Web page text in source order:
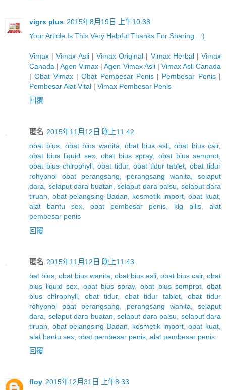
vigrx plus 2015年8月19日 上午10:38
YourArticle Is This Very Helpful Thanks For Sharing :)
Vimax |Vimax Asli| Vimax Original | Vimax Herbal|Vimax
Canada |Agen Vimax |Agen Vimax Asli| Vimax Asli Canada
|Obat Vimax|Obat Pembesar Penis| Pembesar Penis|
Pembesar Alat Vital | Vimax Pembesar Penis
回覆
匿名 2015年11月12日 晚上11:42
obat bius, obat bius wanita, obat bius asli, obat bius cair,
obat bius liquid sex, obat bius spray, obat bius semprot,
obat bius chlrophyll, obat tidur, obat tidur tablet, obat tidur
rohypnol obat perangsang, perangsang wanita, selaput
dara, selaput dara buatan, selaput dara palsu, selaput dara
tiruan, obat pelangsing Badan, kosmetik import, obat kuat,
alat bantu sex, obat pembesar penis, klg pills, alat
pembesar penis
回覆
匿名 2015年11月12日 晚上11:43
bat bius, obat bius wanita, obat bius asli, obat bius cair, obat
bius liquid sex, obat bius spray, obat bius semprot, obat
bius chlrophyll, obat tidur, obat tidur tablet, obat tidur
rohypnol obat perangsang, perangsang wanita, selaput
dara, selaput dara buatan, selaput dara palsu, selaput dara
tiruan, obat pelangsing Badan, kosmetik import, obat kuat,
alat bantu sex, obat pembesar penis, alat pembesar penis.
回覆
floy 2015年12月31日 上午8:33